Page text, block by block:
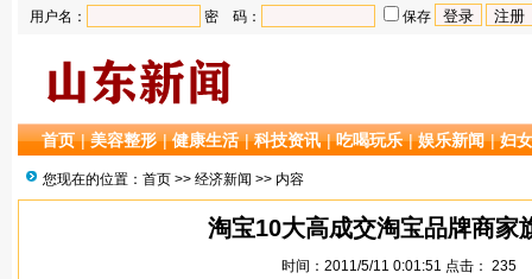
用户名： 密 码： 保存
首页 |美容整形 |健康生活 |科技资讯 |吃喝玩乐 |娱乐新闻 |妇
您现在的位置： 首页 >> 经济新闻 >> 内容
淘宝10大高成交淘宝品牌商家
时间：2011/5/11 0:01:51 点击： 235